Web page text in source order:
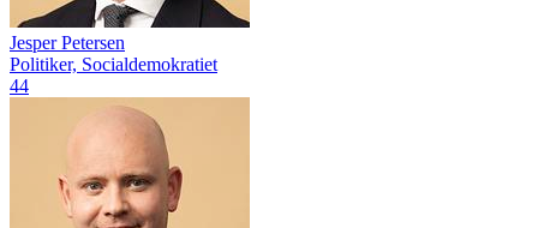
Jesper Petersen
Politiker, Socialdemokratiet
44